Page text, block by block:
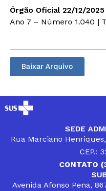
Órgão Oficial 22/12/2025
Ano 7 – Número 1.040 |
Baixar Arquivo
SEDE
Rua Marciano
CEP.:
CONTATO
Avenida Afonso Pena,